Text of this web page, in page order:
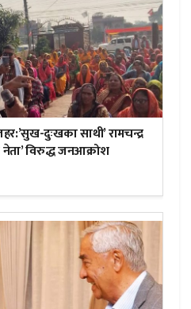
दुःखका साथी’ रामचन्द्र
नेता’ विरुद्ध जनआक्रोश